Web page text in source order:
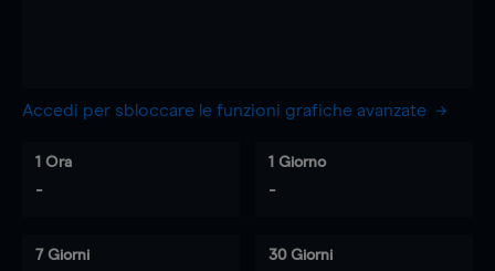
Accedi per sbloccare le funzioni grafiche avanzate
1 Ora
-
1 Giorno
-
7 Giorni 30 Giorni